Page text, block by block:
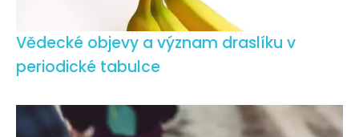
Vědecké objevy a význam draslíku v
periodické tabulce